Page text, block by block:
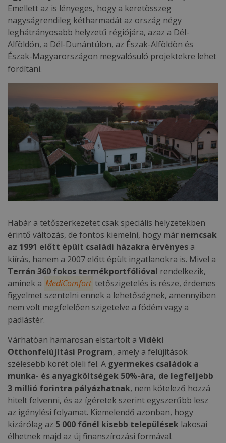
Emellett az is lényeges, hogy a keretösszeg
nagyságrendileg kétharmadát az ország négy
leghátrányosabb helyzetű régiójára, azaz a Dél-
Alföldön, a Dél-Dunántúlon, az Észak-Alföldön és
Észak-Magyarországon megvalósuló projektekre lehet
fordítani.
Habár a tetőszerkezetet csak speciális helyzetekben
érintő változás, de fontos kiemelni, hogy már nemcsak
az 1991 előtt épült családi házakra érvényes a
kiírás, hanem a 2007 előtt épült ingatlanokra is. Mivel a
Terrán 360 fokos termékportfólióval rendelkezik,
aminek a MediComfort tetőszigetelés is része, érdemes
figyelmet szentelni ennek a lehetőségnek, amennyiben
nem volt megfelelően szigetelve a födém vagy a
padlástér.
Várhatóan hamarosan elstartolt a Vidéki
Otthonfelújítási Program, amely a felújítások
szélesebb körét öleli fel. A gyermekes családok a
munka- és anyagköltségek 50%-ára, de legfeljebb
3 millió forintra pályázhatnak, nem kötelező hozzá
hitelt felvenni, és az ígéretek szerint egyszerűbb lesz
az igénylési folyamat. Kiemelendő azonban, hogy
kizárólag az 5 000 főnél kisebb települések lakosai
élhetnek majd az új finanszírozási formával.